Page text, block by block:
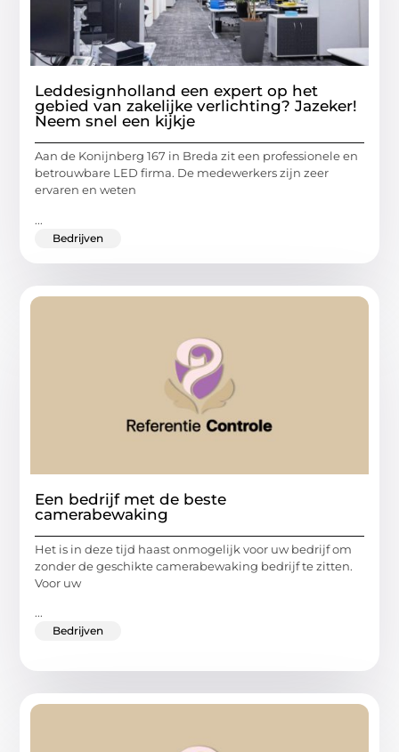
Leddesignholland een expert op het
gebied van zakelijke verlichting? Jazeker!
Neem snel een kijkje
Aan de Konijnberg 167 in Breda zit een professionele en
betrouwbare LED firma. De medewerkers zijn zeer
ervaren en weten
...
Bedrijven
Een bedrijf met de beste
camerabewaking
Het is in deze tijd haast onmogelijk voor uw bedrijf om
zonder de geschikte camerabewaking bedrijf te zitten.
Voor uw
...
Bedrijven